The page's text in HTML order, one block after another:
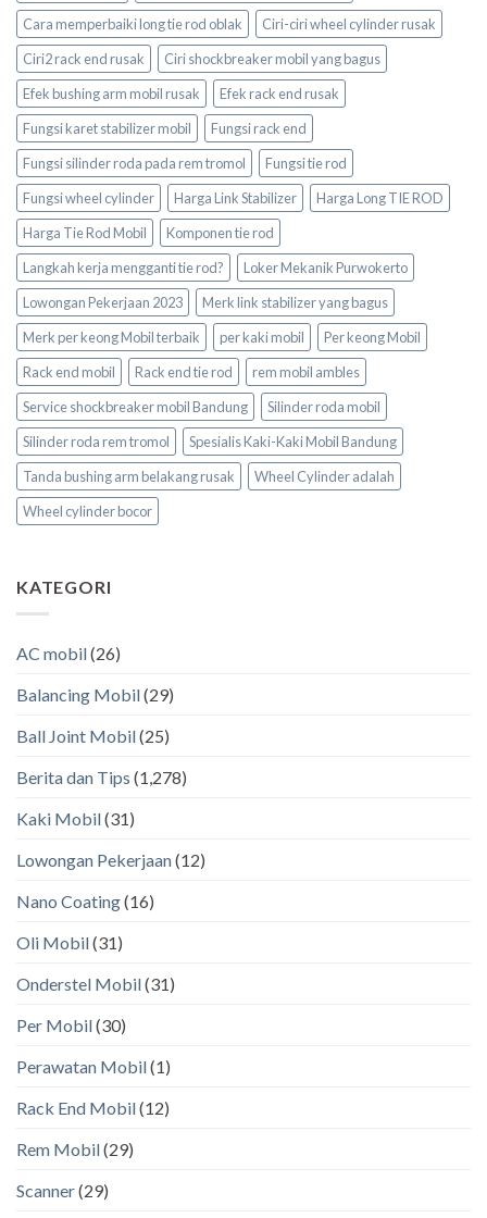
Cara memperbaiki long tie rod oblak
Ciri-ciri wheel cylinder rusak
Ciri2 rack end rusak
Ciri shockbreaker mobil yang bagus
Efek bushing arm mobil rusak
Efek rack end rusak
Fungsi karet stabilizer mobil
Fungsi rack end
Fungsi silinder roda pada rem tromol
Fungsi tie rod
Fungsi wheel cylinder
Harga Link Stabilizer
Harga Long TIE ROD
Harga Tie Rod Mobil
Komponen tie rod
Langkah kerja mengganti tie rod?
Loker Mekanik Purwokerto
Lowongan Pekerjaan 2023
Merk link stabilizer yang bagus
Merk per keong Mobil terbaik
per kaki mobil
Per keong Mobil
Rack end mobil
Rack end tie rod
rem mobil ambles
Service shockbreaker mobil Bandung
Silinder roda mobil
Silinder roda rem tromol
Spesialis Kaki-Kaki Mobil Bandung
Tanda bushing arm belakang rusak
Wheel Cylinder adalah
Wheel cylinder bocor
KATEGORI
AC mobil(26)
Balancing Mobil(29)
Ball Joint Mobil(25)
Berita dan Tips (1,278)
Kaki Mobil(31)
Lowongan Pekerjaan(12)
Nano Coating(16)
Oli Mobil(31)
Onderstel Mobil(31)
Per Mobil(30)
Perawatan Mobil(1)
Rack End Mobil(12)
Rem Mobil(29)
Scanner(29)